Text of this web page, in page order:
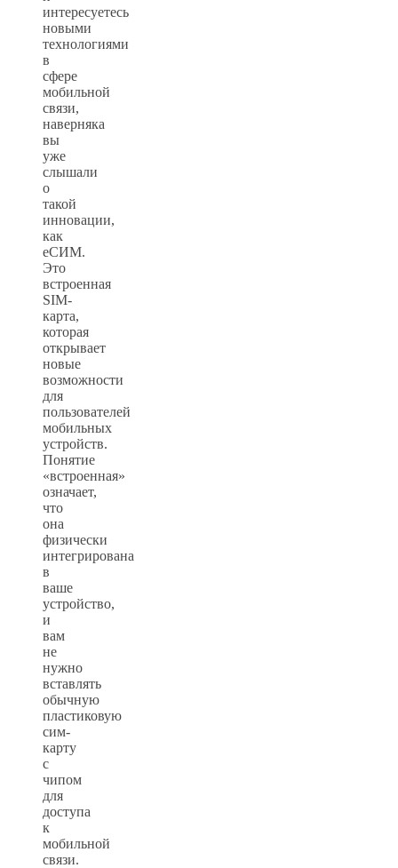
интересуетесь
новыми
технологиями
в
сфере
мобильной
связи,
наверняка
вы
уже
слышали
о
такой
инновации,
как
еСИМ.
Это
встроенная
SIM-
карта,
которая
открывает
новые
возможности
для
пользователей
мобильных
устройств.
Понятие
«встроенная»
означает,
что
она
физически
интегрирована
в
ваше
устройство,
и
вам
не
нужно
вставлять
обычную
пластиковую
сим-
карту
с
чипом
для
доступа
к
мобильной
связи.